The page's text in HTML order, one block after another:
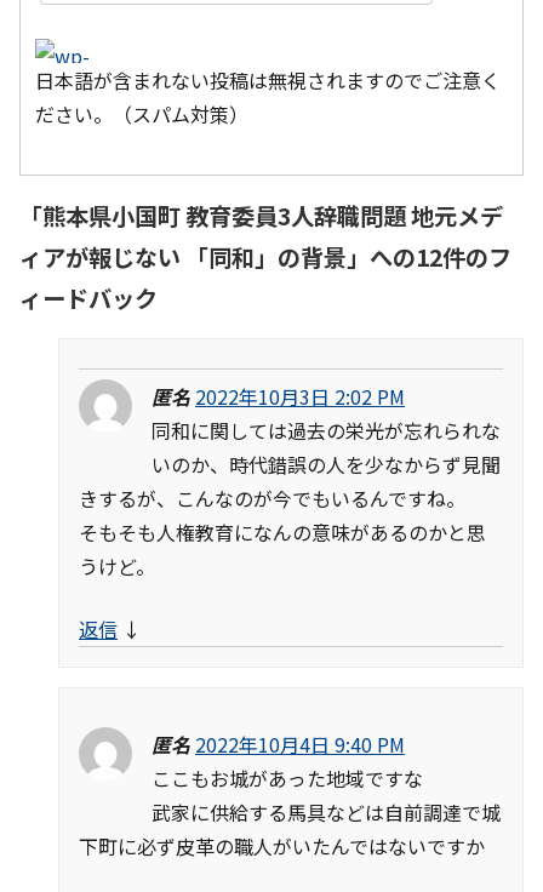
日本語が含まれない投稿は無視されますのでご注意く
ださい。（スパム対策）
「熊本県小国町 教育委員3人辞職問題 地元メデ
ィアが報じない 「同和」の背景」への12件のフ
ィードバック
匿名 2022年10月3日 2:02 PM
同和に関しては過去の栄光が忘れられな
いのか、時代錯誤の人を少なからず見聞
きするが、こんなのが今でもいるんですね。
そもそも人権教育になんの意味があるのかと思
うけど。
返信 ↓
匿名 2022年10月4日 9:40 PM
ここもお城があった地域ですな
武家に供給する馬具などは自前調達で城
下町に必ず皮革の職人がいたんではないですか